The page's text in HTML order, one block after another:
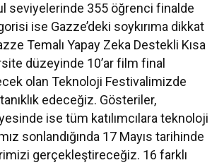
seviyelerinde 355 öğrenci finalde
ise Gazze’deki soykırıma dikkat
Temalı Yapay Zeka Destekli Kısa
düzeyinde 10’ar film final
olan Teknoloji Festivalimizde
edeceğiz. Gösteriler,
ise tüm katılımcılara teknoloji
sonlandığında 17 Mayıs tarihinde
gerçekleştireceğiz. 16 farklı